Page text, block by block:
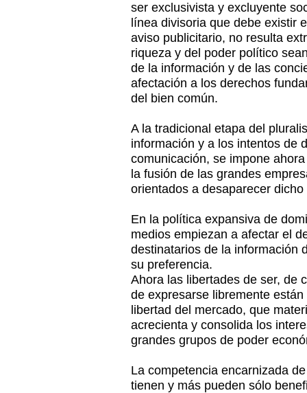
ser exclusivista y excluyente
línea divisoria que debe existir
aviso publicitario, no resulta
riqueza y del poder político
de la información y de las
afectación a los derechos
del bien común.
A la tradicional etapa del
información y a los intentos de
comunicación, se impone
la fusión de las grandes
orientados a desaparecer
En la política expansiva de
medios empiezan a afectar el
destinatarios de la información
su preferencia.
Ahora las libertades de ser, de
de expresarse libremente
libertad del mercado, que
acrecienta y consolida los
grandes grupos de poder
La competencia encarnizada
tienen y más pueden sólo